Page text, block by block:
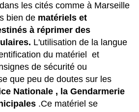
les cités comme à Marseille
bien de matériels et
à réprimer des
L'utilisation de la langue
du matériel et
de sécurité ou
que peu de doutes sur les
Nationale , la Gendarmerie
.Ce matériel se